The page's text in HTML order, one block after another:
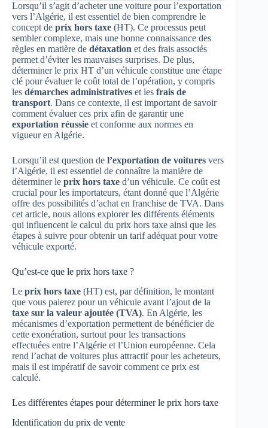
Lorsqu’il s’agit d’acheter une voiture pour l’exportation
vers l’Algérie, il est essentiel de bien comprendre le
concept de prix hors taxe (HT). Ce processus peut
sembler complexe, mais une bonne connaissance des
règles en matière de détaxation et des frais associés
permet d’éviter les mauvaises surprises. De plus,
déterminer le prix HT d’un véhicule constitue une étape
clé pour évaluer le coût total de l’opération, y compris
les démarches administratives et les frais de
transport. Dans ce contexte, il est important de savoir
comment évaluer ces prix afin de garantir une
exportation réussie et conforme aux normes en
vigueur en Algérie.
Lorsqu’il est question de l’exportation de voitures vers
l’Algérie, il est essentiel de connaître la manière de
déterminer le prix hors taxe d’un véhicule. Ce coût est
crucial pour les importateurs, étant donné que l’Algérie
offre des possibilités d’achat en franchise de TVA. Dans
cet article, nous allons explorer les différents éléments
qui influencent le calcul du prix hors taxe ainsi que les
étapes à suivre pour obtenir un tarif adéquat pour votre
véhicule exporté.
Qu’est-ce que le prix hors taxe ?
Le prix hors taxe (HT) est, par définition, le montant
que vous paierez pour un véhicule avant l’ajout de la
taxe sur la valeur ajoutée (TVA). En Algérie, les
mécanismes d’exportation permettent de bénéficier de
cette exonération, surtout pour les transactions
effectuées entre l’Algérie et l’Union européenne. Cela
rend l’achat de voitures plus attractif pour les acheteurs,
mais il est impératif de savoir comment ce prix est
calculé.
Les différentes étapes pour déterminer le prix hors taxe
Identification du prix de vente